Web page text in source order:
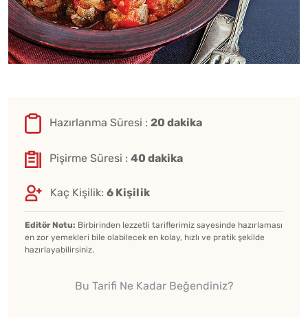
Hazırlanma Süresi : 20 dakika
Pişirme Süresi : 40 dakika
Kaç Kişilik: 6 Kişilik
Editör Notu: Birbirinden lezzetli tariflerimiz sayesinde hazırlaması
en zor yemekleri bile olabilecek en kolay, hızlı ve pratik şekilde
hazırlayabilirsiniz.
Bu Tarifi Ne Kadar Beğendiniz?